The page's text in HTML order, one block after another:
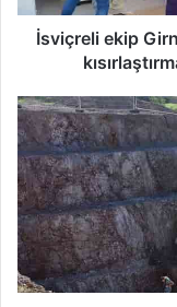
gerçekleştirdi
İsviçreli ekip
Müftüzade:
Kazı
çalışmaları
altı
farklı
bölgede
devam
ediyor